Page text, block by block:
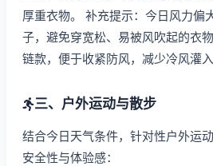
厚重衣物。 补充提示：今日风力偏
子，避免穿宽松、易被风吹起的衣
链款，便于收紧防风，减少冷风灌入
三、户外运动与散步
结合今日天气条件，针对性户外运
安全性与体验感：